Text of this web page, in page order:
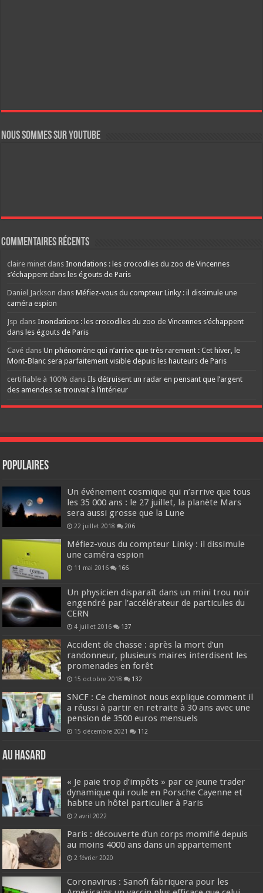
Nous sommes sur YouTube
Commentaires récents
claire minet dansInondations : les crocodiles du zoo de Vincennes
s’échappent dans les égouts de Paris
Daniel Jackson dansMéfiez-vous du compteur Linky : il dissimule une
caméra espion
Jsp dansInondations : les crocodiles du zoo de Vincennes s’échappent
dans les égouts de Paris
Cavé dansUn phénomène qui n’arrive que très rarement : Cet hiver, le
Mont-Blanc sera parfaitement visible depuis les hauteurs de Paris
certifiable à 100% dansIls détruisent un radar en pensant que l’argent
des amendes se trouvait à l’intérieur
Populaires
Un événement cosmique qui n’arrive que tous
les 35 000 ans : le 27 juillet, la planète Mars
sera aussi grosse que la Lune
22 juillet 2018 206
Méfiez-vous du compteur Linky : il dissimule
une caméra espion
11 mai 2016 166
Un physicien disparaît dans un mini trou noir
engendré par l’accélérateur de particules du
CERN
4 juillet 2016 137
Accident de chasse : après la mort d’un
randonneur, plusieurs maires interdisent les
promenades en forêt
15 octobre 2018 132
SNCF : Ce cheminot nous explique comment il
a réussi à partir en retraite à 30 ans avec une
pension de 3500 euros mensuels
15 décembre 2021 112
Au hasard
« Je paie trop d’impôts » par ce jeune trader
dynamique qui roule en Porsche Cayenne et
habite un hôtel particulier à Paris
2 avril 2022
Paris : découverte d’un corps momifié depuis
au moins 4000 ans dans un appartement
2 février 2020
Coronavirus : Sanofi fabriquera pour les